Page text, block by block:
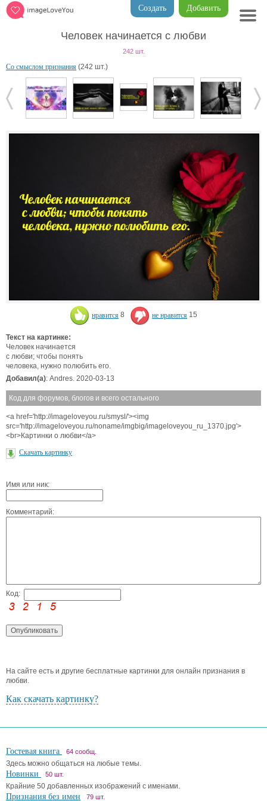
Добавить
Создать
Человек начинается с любви
242 шт.
Со смыслом признания (242 шт.)
нравится 8 не нравится 15
Текст на картинке:
Человек начинается
с любви; чтобы понять
человека, нужно полюбить его.
Добавил(а): Andres. 2020-03-13
Код для форумов, блогов и всего остального
<a href='http://imageloveyou.ru/smysl/'><img
src='http://imageloveyou.ru/noname/imgbig/imageloveyou_ru_1370.jpg'>
<br>Картинки о любви</a>
Скачать картинку
Имя или ник:
Комментарий:
Код:
На сайте есть и другие бесплатные картинки для онлайн признания в
любви.
Как скачать картинку?
Гостевая книга 64 сообщ.
Здесь можно общаться на любые темы.
Новинки 50 шт.
Крайние 50 добавленных изображений с именами.
Признания без имен 79 шт.